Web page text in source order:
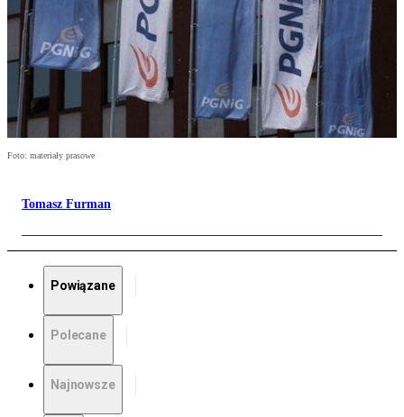
Foto: materiały prasowe
Tomasz Furman
Powiązane
Polecane
Najnowsze